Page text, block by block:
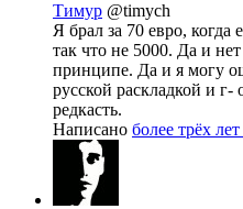
Тимур @timych
Я брал за 70 евро, когда
так что не 5000. Да и
принципе. Да и я могу
русской раскладкой и
редкасть.
Написано более трёх